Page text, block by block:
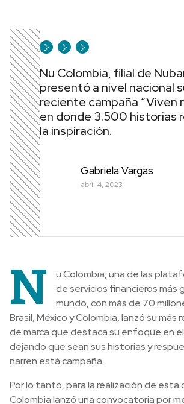
Nu Colombia, filial de
presentó a nivel nacional
reciente campaña “Viven
en donde 3.500 historias
la inspiración.
Gabriela Vargas
abril 4, 2023
N
u Colombia, una de las
de servicios financieros más
mundo, con más de 70
Brasil, México y Colombia, lanzó su más
de marca que destaca su enfoque en
dejando que sean sus historias y
narren está campaña.
Por lo tanto, para la realización de esta
Colombia lanzó una convocatoria por